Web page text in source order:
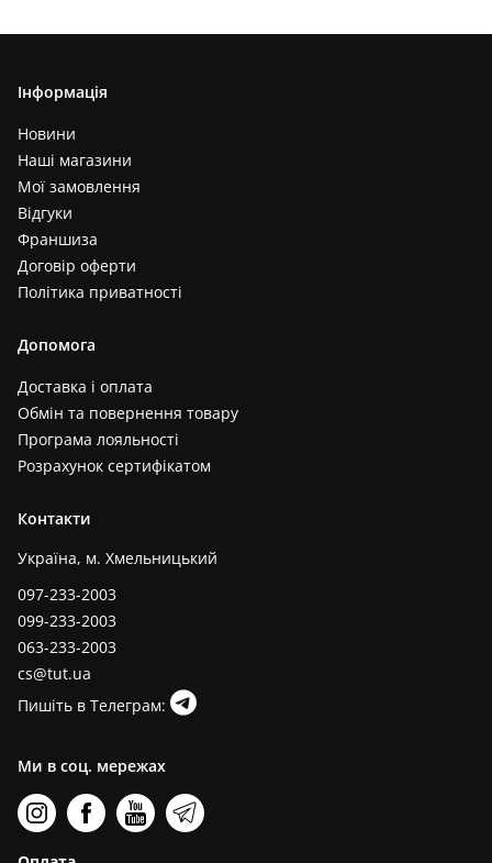
Інформація
Новини
Наші магазини
Мої замовлення
Відгуки
Франшиза
Договір оферти
Політика приватності
Допомога
Доставка і оплата
Обмін та повернення товару
Програма лояльності
Розрахунок сертифікатом
Контакти
Україна, м. Хмельницький
097-233-2003
099-233-2003
063-233-2003
cs@tut.ua
Пишіть в Телеграм:
Ми в соц. мережах